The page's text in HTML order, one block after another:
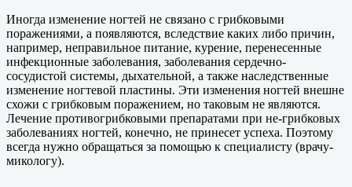
Иногда изменение ногтей не связано с грибковыми
поражениями, а появляются, вследствие каких либо причин,
например, неправильное питание, курение, перенесенные
инфекционные заболевания, заболевания сердечно-
сосудистой системы, дыхательной, а также наследственные
изменение ногтевой пластины. Эти изменения ногтей внешне
схожи с грибковым поражением, но таковым не являются.
Лечение противогрибковыми препаратами при не-грибковых
заболеваниях ногтей, конечно, не принесет успеха. Поэтому
всегда нужно обращаться за помощью к специалисту (врачу-
микологу).